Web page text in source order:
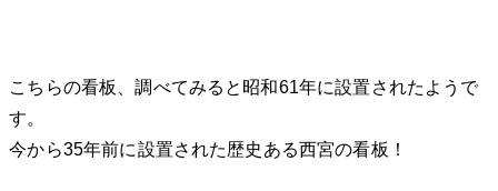
こちらの看板、調べてみると昭和61年に設置されたようで
す。
今から35年前に設置された歴史ある西宮の看板！